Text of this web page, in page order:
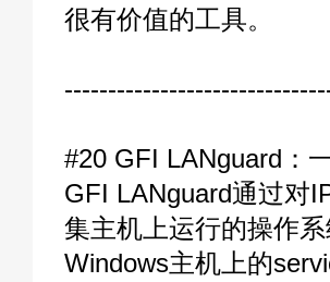
很有价值的工具。
#20 GFI LANguard：
GFI LANguard通过对
集主机上运行的操作
Windows主机上的